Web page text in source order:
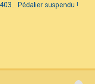
Pédalier suspendu !